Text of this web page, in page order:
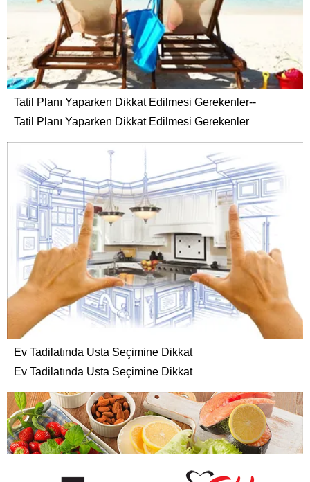
Tatil Planı Yaparken Dikkat Edilmesi Gerekenler--
Tatil Planı Yaparken Dikkat Edilmesi Gerekenler
Ev Tadilatında Usta Seçimine Dikkat
Ev Tadilatında Usta Seçimine Dikkat